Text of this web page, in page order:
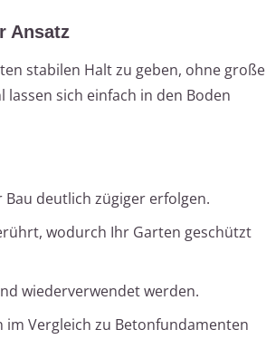
Ansatz
stabilen Halt zu geben, ohne große
sich einfach in den Boden
deutlich zügiger erfolgen.
wodurch Ihr Garten geschützt
wiederverwendet werden.
Vergleich zu Betonfundamenten